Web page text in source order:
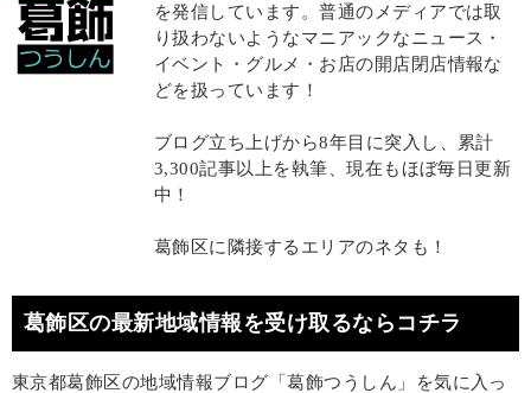
を発信しています。普通のメディアでは取
り扱わないようなマニアックなニュース・
イベント・グルメ・お店の開店閉店情報な
どを扱っています！
ブログ立ち上げから8年目に突入し、累計
3,300記事以上を執筆、現在もほぼ毎日更新
中！
葛飾区に隣接するエリアのネタも！
葛飾区の最新地域情報を受け取るならコチラ
東京都葛飾区の地域情報ブログ「葛飾つうしん」を気に入っ